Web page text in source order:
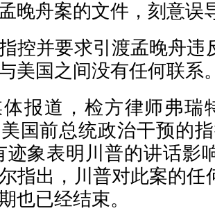
晚舟案的文件，刻意误
控并要求引渡孟晚舟违
美国之间没有任何联系
报道，检方律师弗瑞
国前总统政治干预的
迹象表明川普的讲话影
指出，川普对此案的任
也已经结束。